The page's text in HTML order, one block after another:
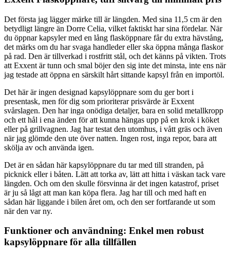
Det första jag lägger märke till är längden. Med sina 11,5 cm är den
betydligt längre än Dorre Celia, vilket faktiskt har sina fördelar. När
du öppnar kapsyler med en lång flasköppnare får du extra hävstång,
det märks om du har svaga handleder eller ska öppna många flaskor
på rad. Den är tillverkad i rostfritt stål, och det känns på vikten. Trots
att Exxent är tunn och smal böjer den sig inte det minsta, inte ens när
jag testade att öppna en särskilt hårt sittande kapsyl från en importöl.
Det här är ingen designad kapsylöppnare som du ger bort i
presentask, men för dig som prioriterar prisvärde är Exxent
svårslagen. Den har inga onödiga detaljer, bara en solid metallkropp
och ett hål i ena änden för att kunna hängas upp på en krok i köket
eller på grillvagnen. Jag har testat den utomhus, i vått gräs och även
när jag glömde den ute över natten. Ingen rost, inga repor, bara att
skölja av och använda igen.
Det är en sådan här kapsylöppnare du tar med till stranden, på
picknick eller i båten. Lätt att torka av, lätt att hitta i väskan tack vare
längden. Och om den skulle försvinna är det ingen katastrof, priset
är ju så lågt att man kan köpa flera. Jag har till och med haft en
sådan här liggande i bilen året om, och den ser fortfarande ut som
när den var ny.
Funktioner och användning: Enkel men robust
kapsylöppnare för alla tillfällen